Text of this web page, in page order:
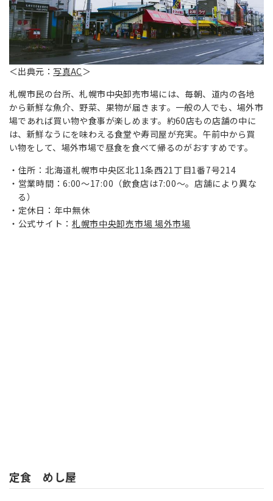
＜出典元： 写真AC＞
札幌市民の台所、札幌市中央卸売市場には、毎朝、道内の各地
から新鮮な魚介、野菜、果物が届きます。一般の人でも、場外市
場であれば買い物や食事が楽しめます。約60店もの店舗の中に
は、新鮮なうにを味わえる食堂や寿司屋が充実。午前中から買
い物をして、場外市場で昼食を食べて帰るのがおすすめです。
住所：北海道札幌市中央区北11条西21丁目1番7号214
営業時間：6:00～17:00（飲食店は7:00～。店舗により異な
る）
定休日：年中無休
公式サイト： 札幌市中央卸売市場 場外市場
定食 めし屋